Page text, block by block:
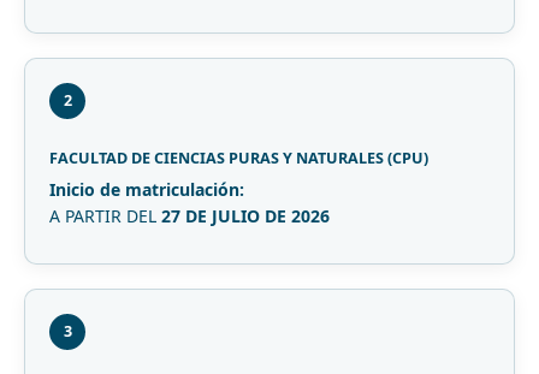
2
FACULTAD DE CIENCIAS PURAS Y NATURALES (CPU)
Inicio de matriculación:
A PARTIR DEL 27 DE JULIO DE 2026
3